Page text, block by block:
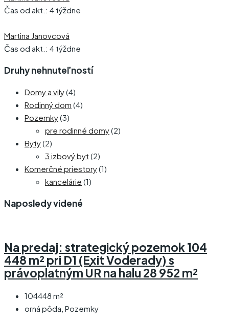
Čas od akt.: 4 týždne
Martina Janovcová
Čas od akt.: 4 týždne
Druhy nehnuteľností
Domy a vily(4)
Rodinný dom (4)
Pozemky(3)
pre rodinné domy(2)
Byty(2)
3 izbový byt (2)
Komerčné priestory(1)
kancelárie (1)
Naposledy videné
Na predaj: strategický pozemok 104
448 m² pri D1 (Exit Voderady) s
právoplatným ÚR na halu 28 952 m²
104448 m²
orná pôda, Pozemky